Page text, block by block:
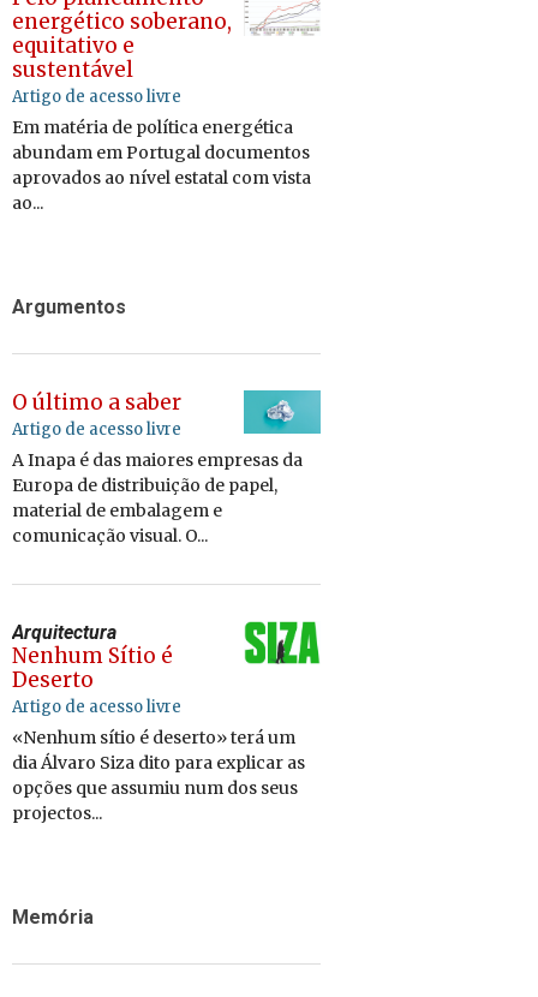
energético soberano,
equitativo e
sustentável
Artigo de acesso livre
Em matéria de política energética
abundam em Portugal documentos
aprovados ao nível estatal com vista
ao...
Argumentos
O último a saber
Artigo de acesso livre
A Inapa é das maiores empresas da
Europa de distribuição de papel,
material de embalagem e
comunicação visual. O...
Arquitectura
Nenhum Sítio é
Deserto
Artigo de acesso livre
«Nenhum sítio é deserto» terá um
dia Álvaro Siza dito para explicar as
opções que assumiu num dos seus
projectos...
Memória